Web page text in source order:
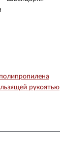
рукоятью